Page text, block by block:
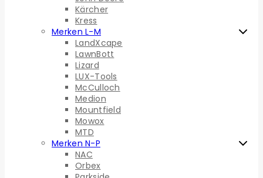
Kärcher
Kress
Merken L-M
LandXcape
LawnBott
Lizard
LUX-Tools
McCulloch
Medion
Mountfield
Mowox
MTD
Merken N-P
NAC
Orbex